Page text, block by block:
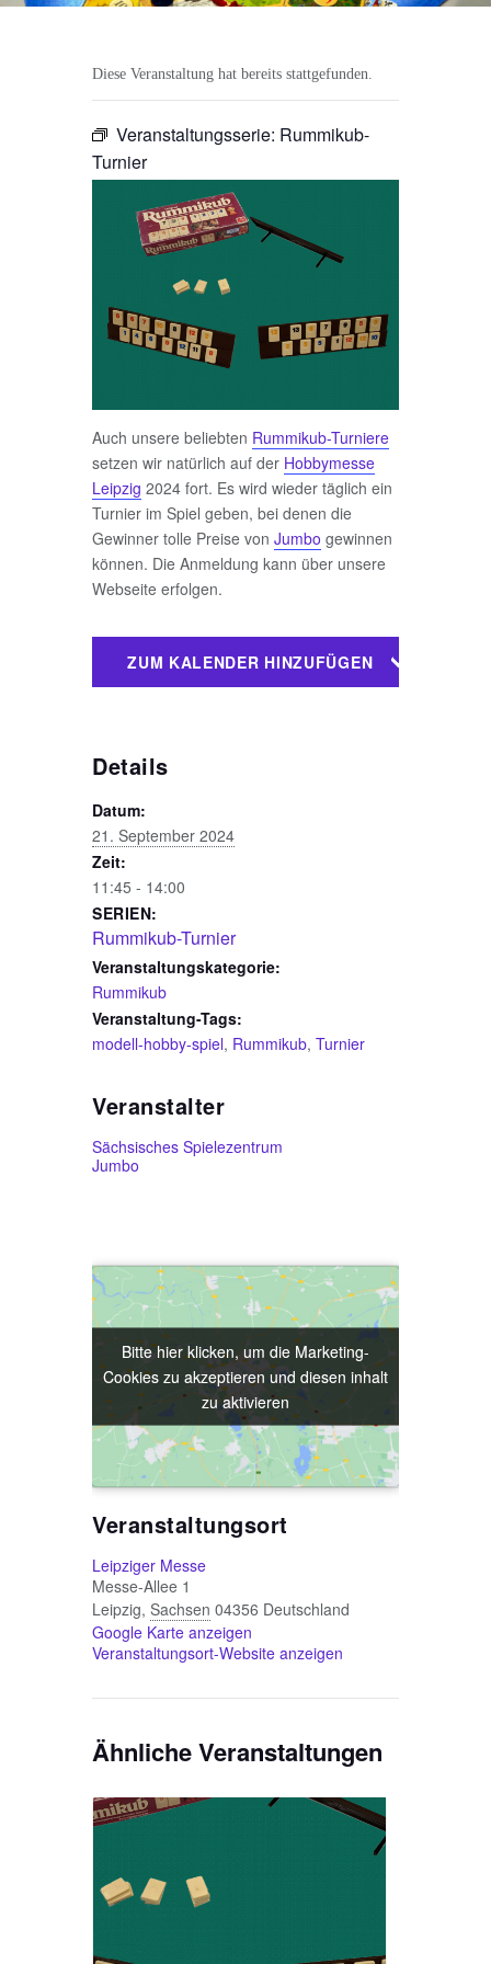
Diese Veranstaltung hat bereits stattgefunden.
Veranstaltungsserie: Rummikub-
Turnier
Auch unsere beliebten Rummikub-Turniere
setzen wir natürlich auf der Hobbymesse
Leipzig 2024 fort. Es wird wieder täglich ein
Turnier im Spiel geben, bei denen die
Gewinner tolle Preise von Jumbo gewinnen
können. Die Anmeldung kann über unsere
Webseite erfolgen.
ZUM KALENDER HINZUFÜGEN
Details
Datum:
21. September 2024
Zeit:
11:45 - 14:00
SERIEN:
Rummikub-Turnier
Veranstaltungskategorie:
Rummikub
Veranstaltung-Tags:
modell-hobby-spiel, Rummikub, Turnier
Veranstalter
Sächsisches Spielezentrum
Jumbo
Veranstaltungsort
Leipziger Messe
Messe-Allee 1
Leipzig, Sachsen 04356 Deutschland
Google Karte anzeigen
Veranstaltungsort-Website anzeigen
Bitte hier klicken, um die Marketing-
Cookies zu akzeptieren und diesen inhalt
zu aktivieren
Bitte hier klicken, um die Marketing-
Cookies zu akzeptieren und diesen inhalt
zu aktivieren
Ähnliche Veranstaltungen